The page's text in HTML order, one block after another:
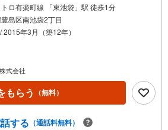
ロ有楽町線 「東池袋」駅 徒歩1分
島区南池袋2丁目
2015年3月（築12年）
式会社
もらう （無料）
する （通話料無料）